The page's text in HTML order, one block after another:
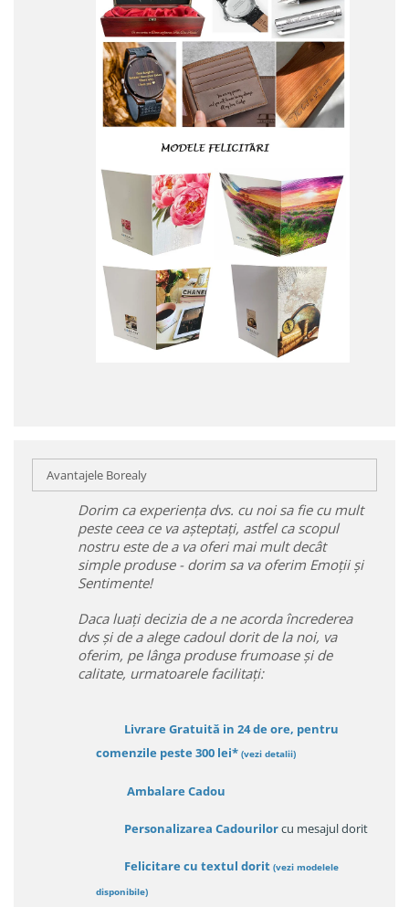
Avantajele Borealy
Dorim ca experiența dvs. cu noi sa fie cu mult
peste ceea ce va așteptați, astfel ca scopul
nostru este de a va oferi mai mult decât
simple produse - dorim sa va oferim Emoții și
Sentimente!
Daca luați decizia de a ne acorda încrederea
dvs și de a alege cadoul dorit de la noi, va
oferim, pe lânga produse frumoase și de
calitate, urmatoarele facilitați:
Livrare Gratuită in 24 de ore, pentru
comenzile peste 300 lei* (vezi detalii)
Ambalare Cadou
Personalizarea Cadourilorcu mesajul dorit
Felicitare cu textul dorit (vezi modelele
disponibile)